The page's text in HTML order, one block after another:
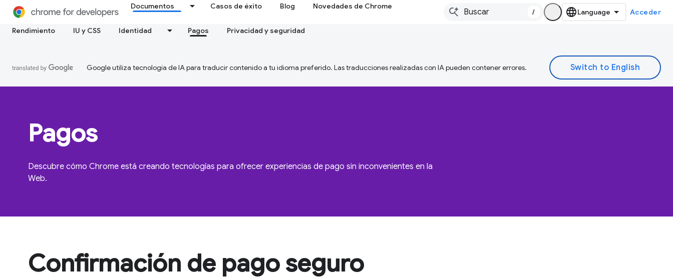
Documentos Casos de éxito Blog Novedades de Chrome
/ Acceder
Rendimiento IU y CSS Identidad Pagos Privacidad y seguridad
Google utiliza tecnología de IA para traducir contenido a tu idioma preferido. Las traducciones realizadas con IA pueden contener errores.
Pagos
Descubre cómo Chrome está creando tecnologías para ofrecer experiencias de pago sin inconvenientes en la
Web.
Confirmación de pago seguro